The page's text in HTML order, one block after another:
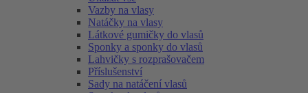
Vazby na vlasy
Natáčky na vlasy
Látkové gumičky do vlasů
Sponky a sponky do vlasů
Lahvičky s rozprašovačem
Příslušenství
Sady na natáčení vlasů